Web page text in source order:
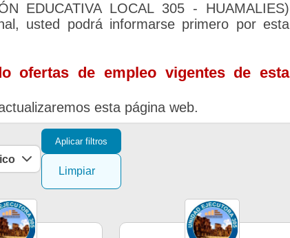
EDUCATIVA LOCAL 305 - HUAMALIES)
usted podrá informarse primero por esta
ofertas de empleo vigentes de esta
esta página web.
Aplicar filtros
Limpiar